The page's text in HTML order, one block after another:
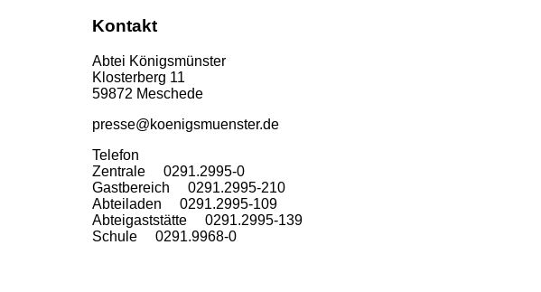
Kontakt
Abtei Königsmünster
Klosterberg 11
59872 Meschede
presse@koenigsmuenster.de
Telefon
Zentrale 0291.2995-0
Gastbereich 0291.2995-210
Abteiladen 0291.2995-109
Abteigaststätte 0291.2995-139
Schule 0291.9968-0